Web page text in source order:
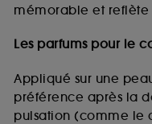
mémorable et
Les parfums pour le
Appliqué sur une
préférence après la
pulsation (comme le
Cookies de
fraudes aux
usurpations
Cookies
permettant
certaines